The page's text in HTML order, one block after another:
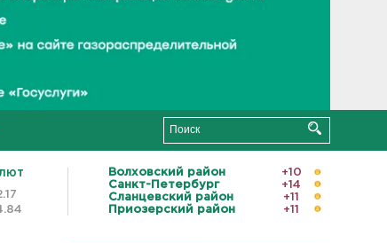
Волховский район
+10
Санкт-Петербург
+14
Сланцевский район
+11
Приозерский район
+11